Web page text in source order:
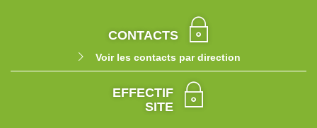
CONTACTS
Voir les contacts par direction
EFFECTIF
SITE